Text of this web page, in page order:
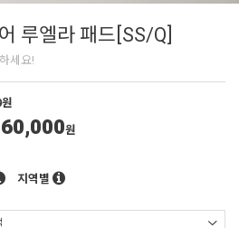
루엘라 패드[SS/Q]
세요!
원
60,000원
지역별